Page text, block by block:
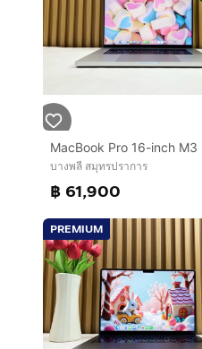
บางพลี สมุทรปราการ
฿ 61,900
PREMIUM